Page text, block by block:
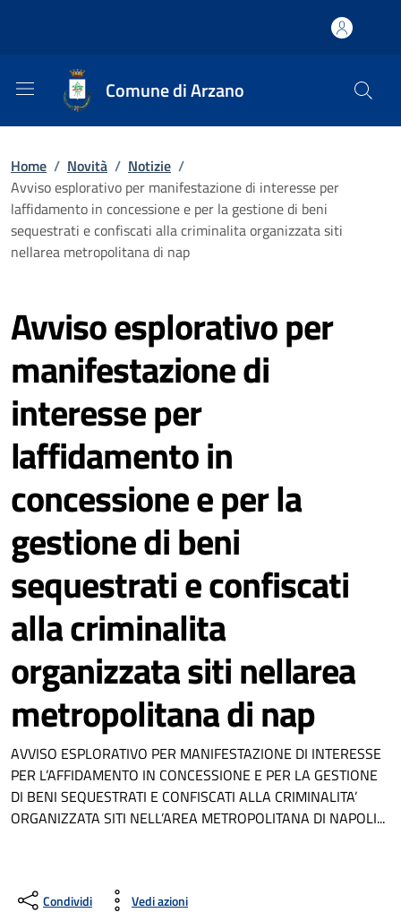
Comune di Arzano
Home / Novità / Notizie /
Avviso esplorativo per manifestazione di interesse per
laffidamento in concessione e per la gestione di beni
sequestrati e confiscati alla criminalita organizzata siti
nellarea metropolitana di nap
Avviso esplorativo per
manifestazione di
interesse per
laffidamento in
concessione e per la
gestione di beni
sequestrati e confiscati
alla criminalita
organizzata siti nellarea
metropolitana di nap
AVVISO ESPLORATIVO PER MANIFESTAZIONE DI INTERESSE
PER L’AFFIDAMENTO IN CONCESSIONE E PER LA GESTIONE
DI BENI SEQUESTRATI E CONFISCATI ALLA CRIMINALITA’
ORGANIZZATA SITI NELL’AREA METROPOLITANA DI NAPOLI...
Condividi Vedi azioni